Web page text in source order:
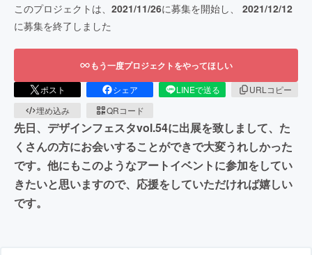
このプロジェクトは、 2021/11/26に募集を開始し、 2021/12/12
に募集を終了しました
もう一度プロジェクトをやってほしい
ポスト シェア LINEで送る
URLコピー
埋め込み
QRコード
先日、デザインフェスタvol.54に出展を致しまして、た
くさんの方にお会いすることができで大変うれしかった
です。他にもこのようなアートイベントに参加をしてい
きたいと思いますので、応援をしていただければ嬉しい
です。